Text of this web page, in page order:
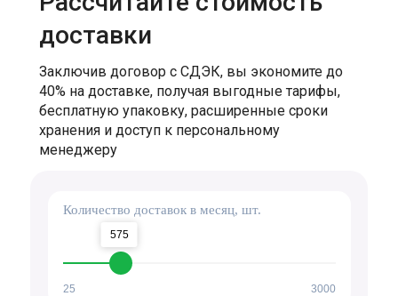
доставки
Заключив договор с СДЭК, вы экономите до
40% на доставке, получая выгодные тарифы,
бесплатную упаковку, расширенные сроки
хранения и доступ к персональному
менеджеру
Количество доставок в месяц, шт.
575
25 3000